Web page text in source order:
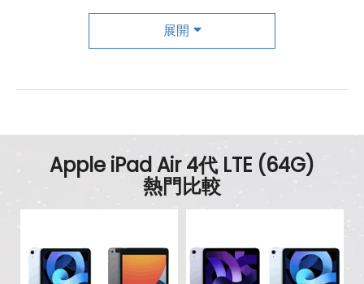
247.6 x 178.5 x 6.1 mm
新款的iPad Air 4採用Focus Pixels 的 1200 萬像
作影片拍攝，更提升了電影級視訊穩定、夜景模式、連續
自動對焦錄影等功能。
佳的 700 萬像素 FaceTime HD 相機，且支援「高畫質視
訊通話」。
展開
Apple iPad Air 4代 LTE (64G)
熱門比較